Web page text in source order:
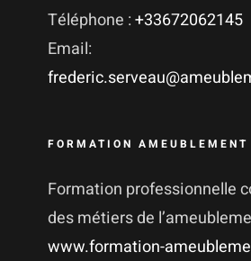
Téléphone :+33672062145
Email:
FORMATION AMEUBLEMENT
Formation professionnelle
des métiers de
www.formation-